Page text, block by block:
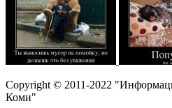
Copyright © 2011-2022
Коми"